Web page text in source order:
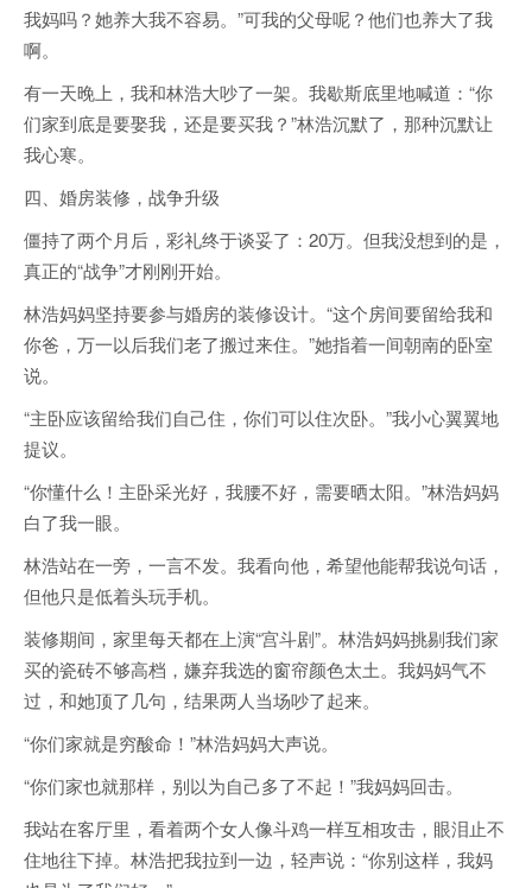
我妈吗？她养大我不容易。”可我的父母呢？他们也养大了我
啊。
有一天晚上，我和林浩大吵了一架。我歇斯底里地喊道：“你
们家到底是要娶我，还是要买我？”林浩沉默了，那种沉默让
我心寒。
四、婚房装修，战争升级
僵持了两个月后，彩礼终于谈妥了：20万。但我没想到的是，
真正的“战争”才刚刚开始。
林浩妈妈坚持要参与婚房的装修设计。“这个房间要留给我和
你爸，万一以后我们老了搬过来住。”她指着一间朝南的卧室
说。
“主卧应该留给我们自己住，你们可以住次卧。”我小心翼翼地
提议。
“你懂什么！主卧采光好，我腰不好，需要晒太阳。”林浩妈妈
白了我一眼。
林浩站在一旁，一言不发。我看向他，希望他能帮我说句话，
但他只是低着头玩手机。
装修期间，家里每天都在上演“宫斗剧”。林浩妈妈挑剔我们家
买的瓷砖不够高档，嫌弃我选的窗帘颜色太土。我妈妈气不
过，和她顶了几句，结果两人当场吵了起来。
“你们家就是穷酸命！”林浩妈妈大声说。
“你们家也就那样，别以为自己多了不起！”我妈妈回击。
我站在客厅里，看着两个女人像斗鸡一样互相攻击，眼泪止不
住地往下掉。林浩把我拉到一边，轻声说：“你别这样，我妈